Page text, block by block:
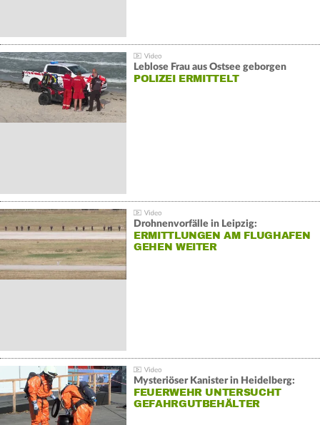
Leblose Frau aus Ostsee geborgen
POLIZEI ERMITTELT
Drohnenvorfälle in Leipzig:
ERMITTLUNGEN AM FLUGHAFEN
GEHEN WEITER
Mysteriöser Kanister in Heidelberg:
FEUERWEHR UNTERSUCHT
GEFAHRGUTBEHÄLTER